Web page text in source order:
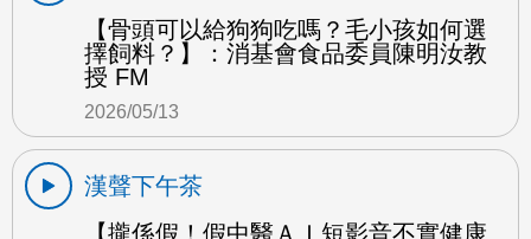
【骨頭可以給狗狗吃嗎？毛小孩如何選
擇飼料？】：消基會食品委員陳明汝教
授 FM
2026/05/13
漢聲下午茶
【攏係假！假中醫ＡＩ短影音不實健康